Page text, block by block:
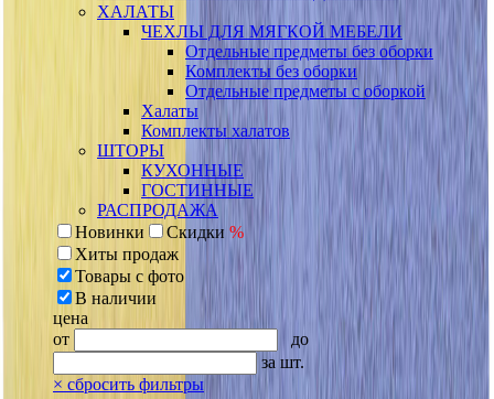
ХАЛАТЫ
ЧЕХЛЫ ДЛЯ МЯГКОЙ МЕБЕЛИ
Отдельные предметы без оборки
Комплекты без оборки
Отдельные предметы с оборкой
Халаты
Комплекты халатов
ШТОРЫ
КУХОННЫЕ
ГОСТИННЫЕ
РАСПРОДАЖА
Новинки
Скидки %
Хиты продаж
Товары с фото
В наличии
цена
от
до
за шт.
× сбросить фильтры